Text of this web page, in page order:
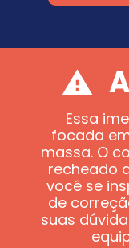
Essa
focada
massa. O
recheado
você se
de
suas